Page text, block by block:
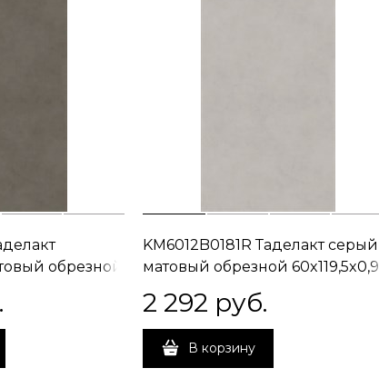
обрезной
KM6012B0181R Таделакт серый
матовый обрезной 60x119,5x0,9
2 292 руб.
В корзину